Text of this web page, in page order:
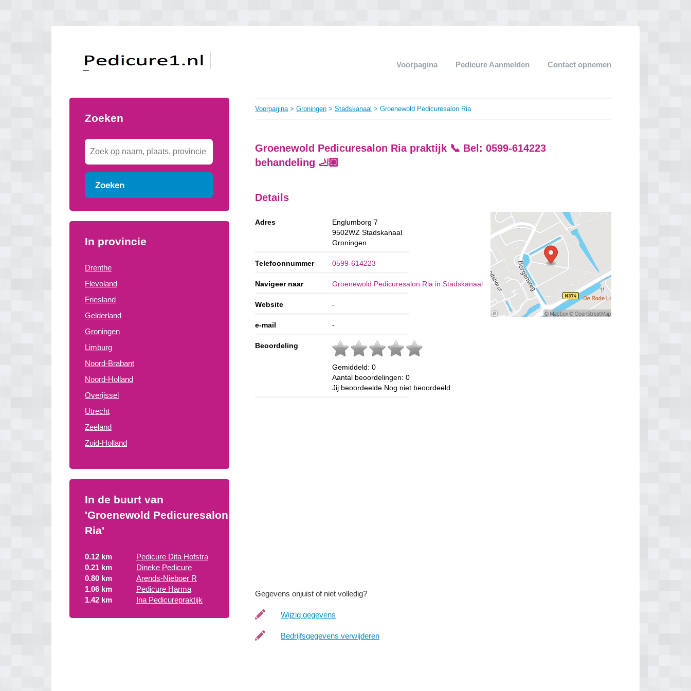
Voorpagina Pedicure Aanmelden Contact opnemen
Zoeken
Zoeken
In provincie
Drenthe
Flevoland
Friesland
Gelderland
Groningen
Limburg
Noord-Brabant
Noord-Holland
Overijssel
Utrecht
Zeeland
Zuid-Holland
In de buurt van
'Groenewold Pedicuresalon
Ria'
0.12 km
Pedicure Dita Hofstra
0.21 km
Dineke Pedicure
0.80 km
Arends-Nieboer R
1.06 km
Pedicure Harma
1.42 km
Ina Pedicurepraktijk
Voorpagina>Groningen >Stadskanaal > Groenewold Pedicuresalon Ria
Groenewold Pedicuresalon Ria praktijk 📞 Bel: 0599-614223
behandeling 🦶🏼
Details
Adres
Englumborg 7
9502WZ Stadskanaal
Groningen
Telefoonnummer 0599-614223
Navigeer naar Groenewold Pedicuresalon Ria in Stadskanaal
Website -
e-mail -
Beoordeling
Gemiddeld:0
Aantal beoordelingen:0
Jij beoordeelde Nog niet beoordeeld
Gegevens onjuist of niet volledig?
Wijzig gegevens
Bedrijfsgegevens verwijderen